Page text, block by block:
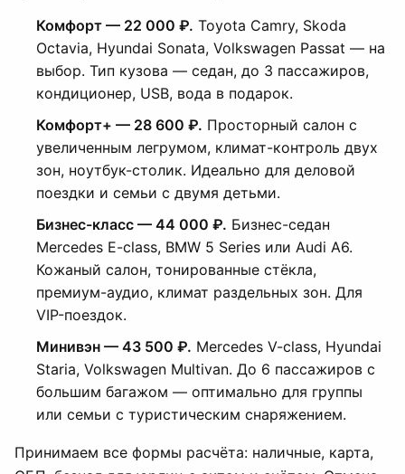
Комфорт — 22 000 ₽. Toyota Camry, Skoda
Octavia, Hyundai Sonata, Volkswagen Passat — на
выбор. Тип кузова — седан, до 3 пассажиров,
кондиционер, USB, вода в подарок.
Комфорт+ — 28 600 ₽. Просторный салон с
увеличенным легрумом, климат-контроль двух
зон, ноутбук-столик. Идеально для деловой
поездки и семьи с двумя детьми.
Бизнес-класс — 44 000 ₽. Бизнес-седан
Mercedes E-class, BMW 5 Series или Audi A6.
Кожаный салон, тонированные стёкла,
премиум-аудио, климат раздельных зон. Для
VIP-поездок.
Минивэн — 43 500 ₽. Mercedes V-class, Hyundai
Staria, Volkswagen Multivan. До 6 пассажиров с
большим багажом — оптимально для группы
или семьи с туристическим снаряжением.
Принимаем все формы расчёта: наличные, карта,